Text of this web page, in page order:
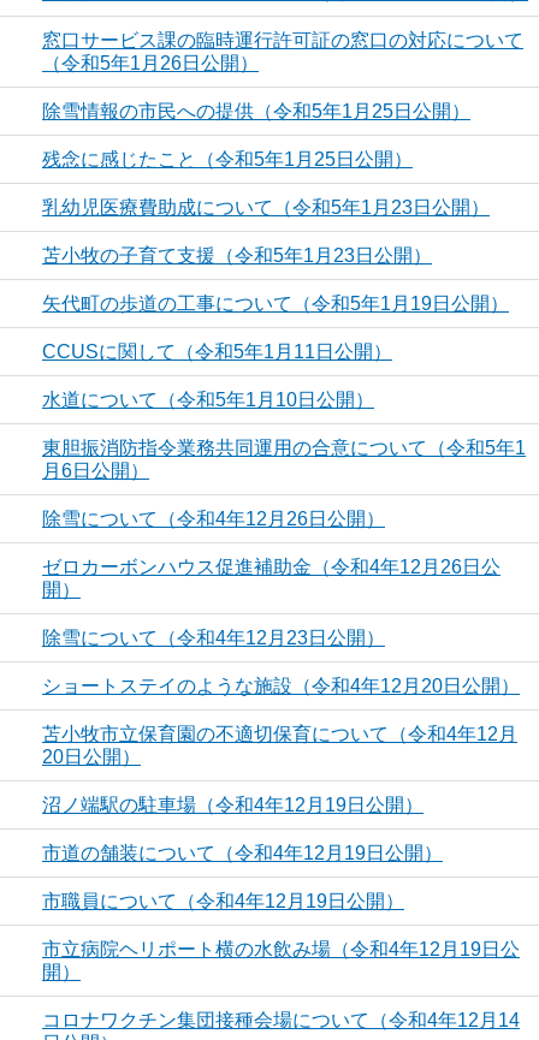
窓口サービス課の臨時運行許可証の窓口の対応について
（令和5年1月26日公開）
除雪情報の市民への提供（令和5年1月25日公開）
残念に感じたこと（令和5年1月25日公開）
乳幼児医療費助成について（令和5年1月23日公開）
苫小牧の子育て支援（令和5年1月23日公開）
矢代町の歩道の工事について（令和5年1月19日公開）
CCUSに関して（令和5年1月11日公開）
水道について（令和5年1月10日公開）
東胆振消防指令業務共同運用の合意について（令和5年1
月6日公開）
除雪について（令和4年12月26日公開）
ゼロカーボンハウス促進補助金（令和4年12月26日公
開）
除雪について（令和4年12月23日公開）
ショートステイのような施設（令和4年12月20日公開）
苫小牧市立保育園の不適切保育について（令和4年12月
20日公開）
沼ノ端駅の駐車場（令和4年12月19日公開）
市道の舗装について（令和4年12月19日公開）
市職員について（令和4年12月19日公開）
市立病院ヘリポート横の水飲み場（令和4年12月19日公
開）
コロナワクチン集団接種会場について（令和4年12月14